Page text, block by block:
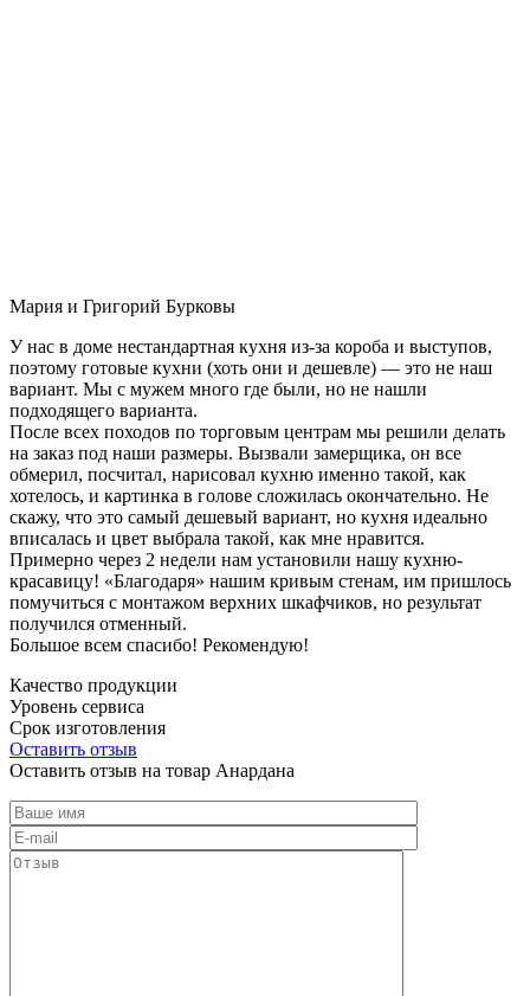
Мария и Григорий Бурковы
У нас в доме нестандартная кухня из-за короба и выступов,
поэтому готовые кухни (хоть они и дешевле) — это не наш
вариант. Мы с мужем много где были, но не нашли
подходящего варианта.
После всех походов по торговым центрам мы решили делать
на заказ под наши размеры. Вызвали замерщика, он все
обмерил, посчитал, нарисовал кухню именно такой, как
хотелось, и картинка в голове сложилась окончательно. Не
скажу, что это самый дешевый вариант, но кухня идеально
вписалась и цвет выбрала такой, как мне нравится.
Примерно через 2 недели нам установили нашу кухню-
красавицу! «Благодаря» нашим кривым стенам, им пришлось
помучиться с монтажом верхних шкафчиков, но результат
получился отменный.
Большое всем спасибо! Рекомендую!
Качество продукции
Уровень сервиса
Срок изготовления
Оставить отзыв
Оставить отзыв на товар Анардана